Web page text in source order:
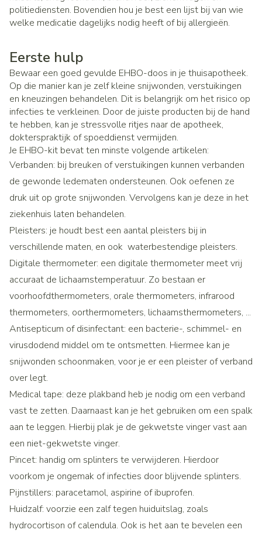
politiediensten. Bovendien hou je best een lijst bij van wie
welke medicatie dagelijks nodig heeft of bij allergieën.
Eerste hulp
Bewaar een goed gevulde EHBO-doos in je thuisapotheek.
Op die manier kan je zelf kleine snijwonden, verstuikingen
en kneuzingen behandelen. Dit is belangrijk om het risico op
infecties te verkleinen. Door de juiste producten bij de hand
te hebben, kan je stressvolle ritjes naar de apotheek,
dokterspraktijk of spoeddienst vermijden.
Je EHBO-kit bevat ten minste volgende artikelen:
Verbanden: bij breuken of verstuikingen kunnen verbanden
de gewonde ledematen ondersteunen. Ook oefenen ze
druk uit op grote snijwonden. Vervolgens kan je deze in het
ziekenhuis laten behandelen.
Pleisters: je houdt best een aantal pleisters bij in
verschillende maten, en ook waterbestendige pleisters.
Digitale thermometer: een digitale thermometer meet vrij
accuraat de lichaamstemperatuur. Zo bestaan er
voorhoofdthermometers, orale thermometers, infrarood
thermometers, oorthermometers, lichaamsthermometers, ...
Antisepticum of disinfectant: een bacterie-, schimmel- en
virusdodend middel om te ontsmetten. Hiermee kan je
snijwonden schoonmaken, voor je er een pleister of verband
over legt.
Medical tape: deze plakband heb je nodig om een verband
vast te zetten. Daarnaast kan je het gebruiken om een spalk
aan te leggen. Hierbij plak je de gekwetste vinger vast aan
een niet-gekwetste vinger.
Pincet: handig om splinters te verwijderen. Hierdoor
voorkom je ongemak of infecties door blijvende splinters.
Pijnstillers: paracetamol, aspirine of ibuprofen.
Huidzalf: voorzie een zalf tegen huiduitslag, zoals
hydrocortison of calendula. Ook is het aan te bevelen een